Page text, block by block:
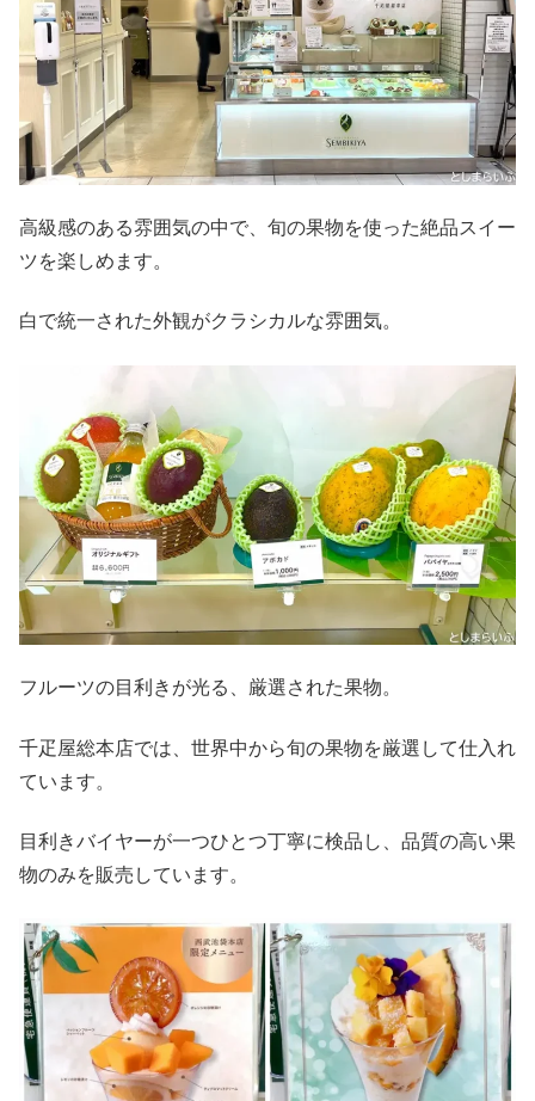
高級感のある雰囲気の中で、旬の果物を使った絶品スイー
ツを楽しめます。
白で統一された外観がクラシカルな雰囲気。
フルーツの目利きが光る、厳選された果物。
千疋屋総本店では、世界中から旬の果物を厳選して仕入れ
ています。
目利きバイヤーが一つひとつ丁寧に検品し、品質の高い果
物のみを販売しています。